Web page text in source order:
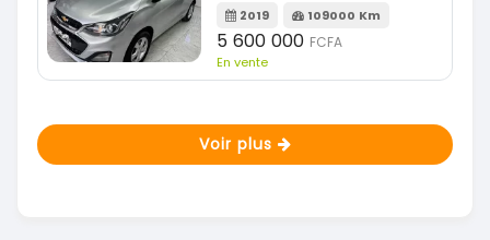
2019 109000 Km
5 600 000 FCFA
En vente
Voir plus